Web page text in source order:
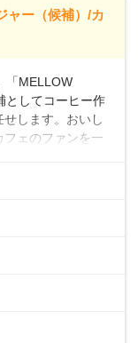
万7500円
年収410万円／
ャー（候補）/カ
「MELLOW
としてコーヒー作
します。おいし
ェのファンを一
、レジ対応軽食
知識から接客マ
チームワークも
。「カフェの接
・シフト・在庫